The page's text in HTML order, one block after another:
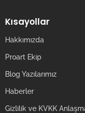
Kısayollar
Hakkımızda
Proart Ekip
Blog Yazılarımız
Haberler
Gizlilik ve KVKK